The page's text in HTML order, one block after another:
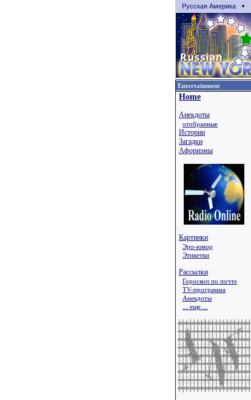
Русская Америка •
Entertainment
Home
Анекдоты
отобранные
Истории
Загадки
Афоризмы
Картинки
Эро-юмор
Этикетки
Рассылки
Гороскоп по почте
TV-программа
Анекдоты
... еще ...